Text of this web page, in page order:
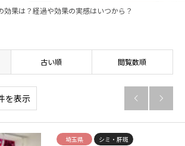
効果は？経過や効果の実感はいつから？
古い順 閲覧数順
を表示  
埼玉県 シミ・肝斑